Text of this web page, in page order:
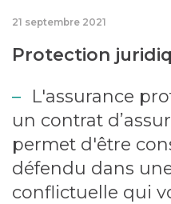
21 septembre 2021
Protection
L'assurance
un contrat
permet d'être
défendu dans
conflictuelle qui